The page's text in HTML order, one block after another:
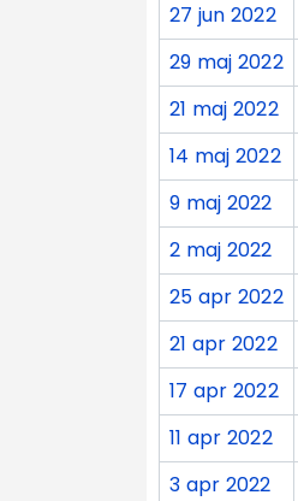
27 jun 2022
29 maj 2022
21 maj 2022
14 maj 2022
9 maj 2022
2 maj 2022
25 apr 2022
21 apr 2022
17 apr 2022
11 apr 2022
3 apr 2022